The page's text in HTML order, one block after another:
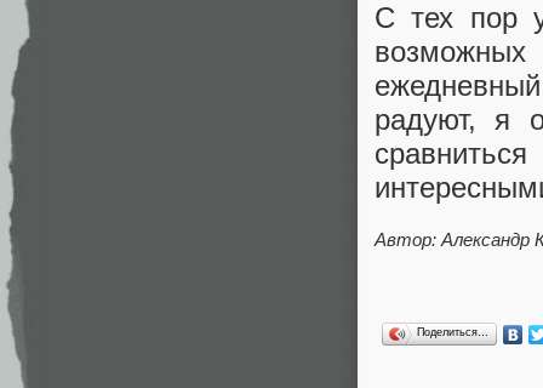
С тех пор
радуют, я
Автор: Александр
Поделиться…